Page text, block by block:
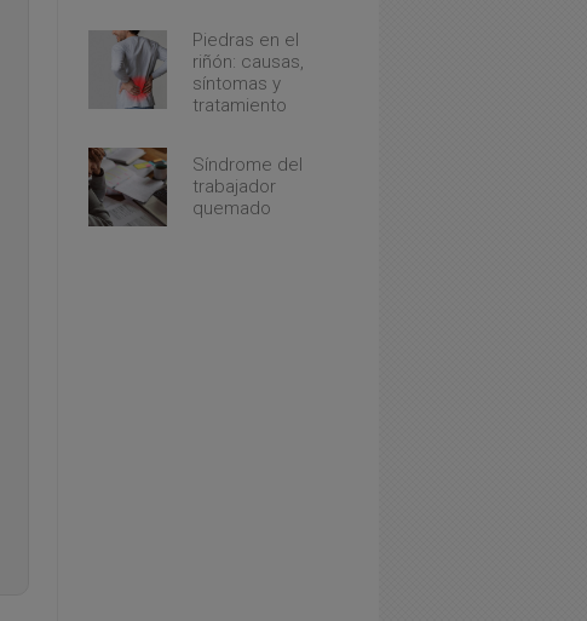
Piedras en el
riñón: causas,
síntomas y
tratamiento
Síndrome del
trabajador
quemado